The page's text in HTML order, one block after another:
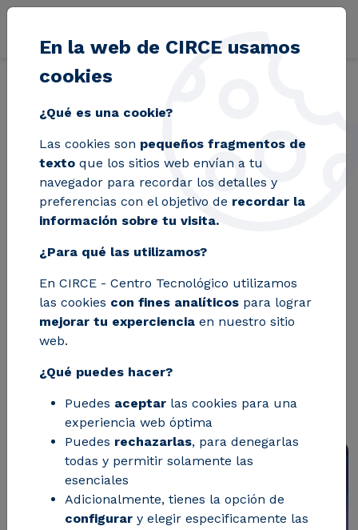
Pasar al contenido principal
Blog Aumentar la producción de parques industriales
Aumentar la
producción de
parques industriales
reduciendo los
costes energéticos
es la propuesta del
proyecto europeo S-
PARCS
En la web de CIRCE usamos
cookies
¿Qué es una cookie?
Las cookies son pequeños fragmentos de
texto que los sitios web envían a tu
navegador para recordar los detalles y
preferencias con el objetivo de recordar la
información sobre tu visita.
¿Para qué las utilizamos?
En CIRCE - Centro Tecnológico utilizamos
las cookies con fines analíticos para lograr
mejorar tu experciencia en nuestro sitio
web.
¿Qué puedes hacer?
Puedes aceptar las cookies para una
experiencia web óptima
Puedes rechazarlas, para denegarlas
todas y permitir solamente las
esenciales
Adicionalmente, tienes la opción de
configurar y elegir especificamente las